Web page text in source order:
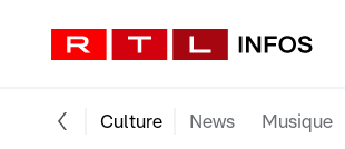
Culture News Musique